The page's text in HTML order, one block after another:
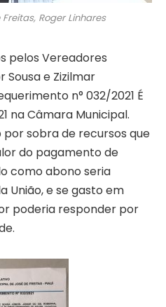
Roger Linhares
pelos Vereadores
Sousa e Zizilmar
n° 032/2021 É
na Câmara Municipal.
sobra de recursos que
do pagamento de
como abono seria
União, e se gasto em
poderia responder por